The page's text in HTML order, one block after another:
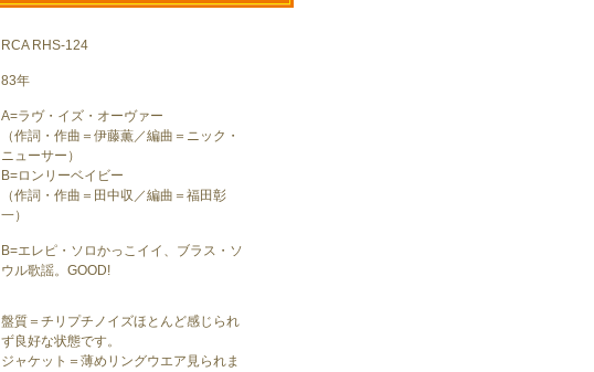
RCA RHS-124
83年
A=ラヴ・イズ・オーヴァー
（作詞・作曲＝伊藤薫／編曲＝ニック・
ニューサー）
B=ロンリーベイビー
（作詞・作曲＝田中収／編曲＝福田彰
一）
B=エレピ・ソロかっこイイ、ブラス・ソ
ウル歌謡。GOOD!
盤質＝チリプチノイズほとんど感じられ
ず良好な状態です。
ジャケット＝薄めリングウエア見られま